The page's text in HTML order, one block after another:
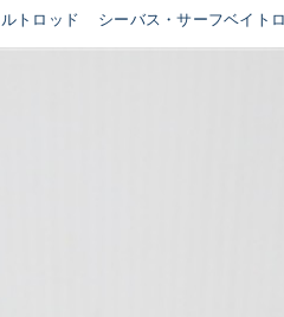
トロッド シーバス・サーフベイト